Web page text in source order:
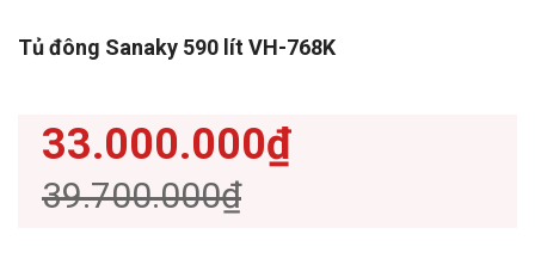
Tủ đông Sanaky 590 lít VH-768K
33.000.000₫
39.700.000₫